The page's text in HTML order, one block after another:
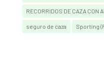
RECORRIDOS DE CAZA CON
seguro de caza Sporting